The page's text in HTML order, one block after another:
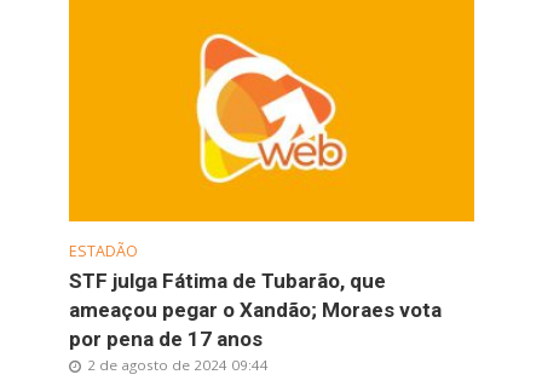
ESTADÃO
STF julga Fátima de Tubarão, que
ameaçou pegar o Xandão; Moraes vota
por pena de 17 anos
2 de agosto de 2024 09:44